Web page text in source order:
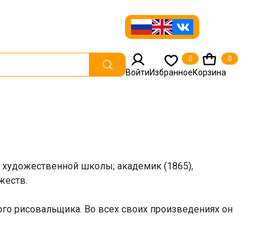
ВойтиИзбранное
0
Корзина
0
школы; академик (1865),
рисовальщика. Во всех своих произведениях он